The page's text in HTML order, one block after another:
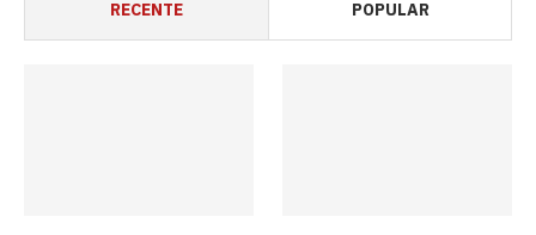
RECENTE POPULAR